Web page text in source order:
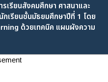
เรียนสังคมศึกษา ศาสนาและ
เรียนชั้นมัธยมศึกษาปีที่ 1 โดย
ด้วยเทคนิค แผนผังความ